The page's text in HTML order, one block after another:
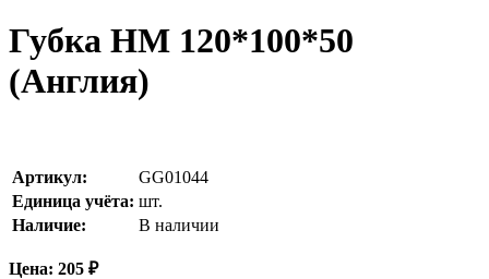
Губка HM 120*100*50
(Англия)
Артикул:
GG01044
Единица учёта: шт.
Наличие:
В наличии
Цена: 205 ₽